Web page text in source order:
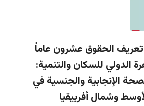
تعريف الحقوق عشرون عاماً
الدولي للسكان والتنمية:
الإنجابية والجنسية في
وشمال أفرييقيا